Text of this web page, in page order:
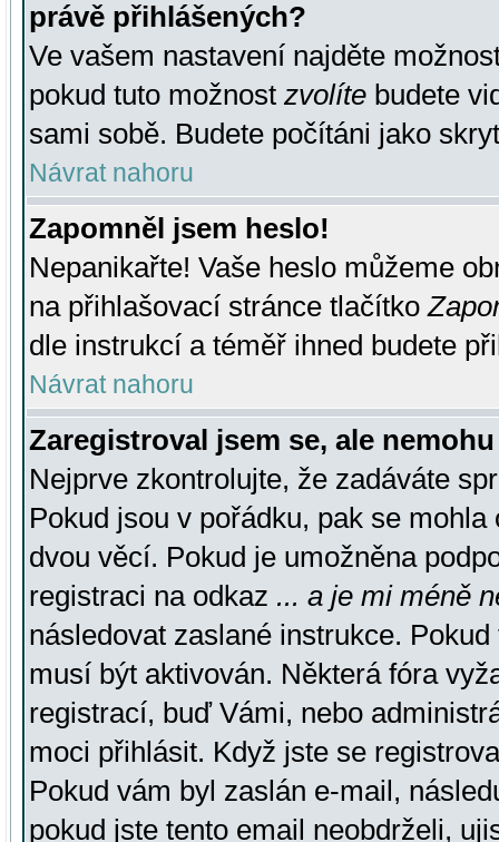
právě přihlášených?
Ve vašem nastavení najděte
pokud tuto možnost zvolíte budete
sami sobě. Budete počítáni jako
Návrat nahoru
Zapomněl jsem heslo!
Nepanikařte! Vaše heslo můžeme
na přihlašovací stránce tlačítko
dle instrukcí a téměř ihned budete
Návrat nahoru
Zaregistroval jsem se, ale
Nejprve zkontrolujte, že zadáváte
Pokud jsou v pořádku, pak se
dvou věcí. Pokud je umožněna
registraci na odkaz ... a je mi méně
následovat zaslané instrukce.
musí být aktivován. Některá fóra
registrací, buď Vámi, nebo
moci přihlásit. Když jste se
Pokud vám byl zaslán e-mail,
pokud jste tento email neobdrželi,